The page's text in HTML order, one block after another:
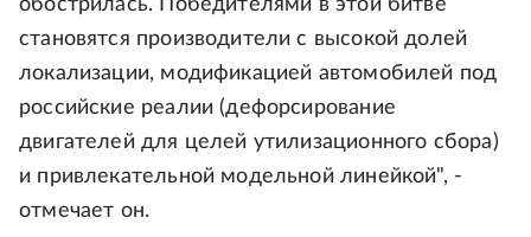
обострилась. Победителями в этой битве
становятся производители с высокой долей
локализации, модификацией автомобилей под
российские реалии (дефорсирование
двигателей для целей утилизационного сбора)
и привлекательной модельной линейкой", -
отмечает он.